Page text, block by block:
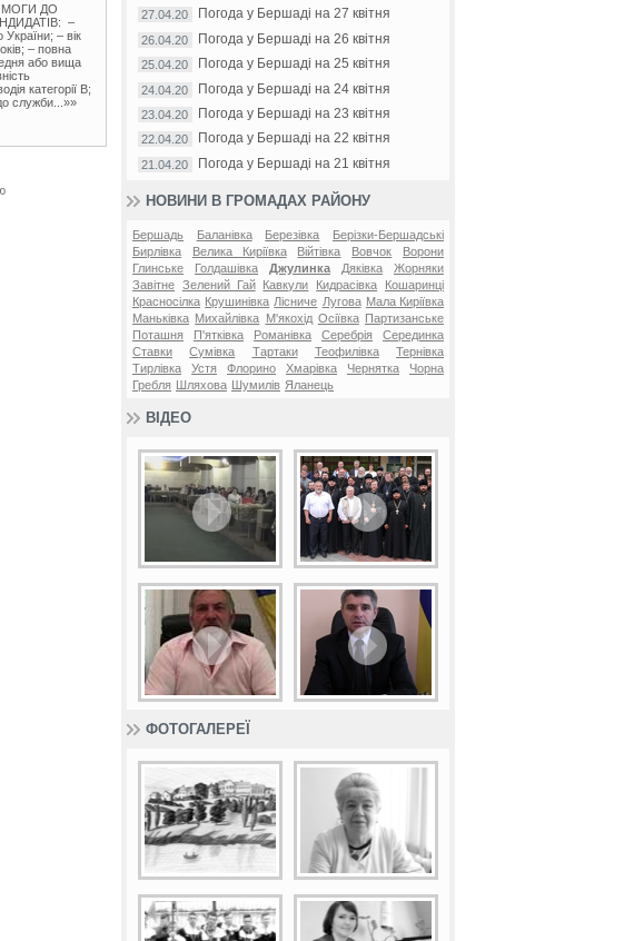
ДО
–
– вік
– повна
або вища
категорії В;
служби...»»
27.04.20 Погода у Бершаді на 27 квітня
26.04.20 Погода у Бершаді на 26 квітня
25.04.20 Погода у Бершаді на 25 квітня
24.04.20 Погода у Бершаді на 24 квітня
23.04.20 Погода у Бершаді на 23 квітня
22.04.20 Погода у Бершаді на 22 квітня
21.04.20 Погода у Бершаді на 21 квітня
НОВИНИ В ГРОМАДАХ РАЙОНУ
Бершадь Баланівка Березівка
Берізки-Бершадські
Бирлівка
Велика Киріївка Війтівка Вовчок
Ворони
Глинське
Голдашівка Джулинка Дяківка
Жорняки
Завітне Зелений Гай Кавкули Кидрасівка
Кошаринці
Красносілка Крушинівка Лісниче Лугова Мала Киріївка
Маньківка Михайлівка М'якохід Осіївка
Партизанське
Поташня
П'ятківка Романівка Серебрія
Серединка
Ставки
Сумівка Тартаки Теофилівка
Тернівка
Тирлівка
Устя Флорино Хмарівка Чернятка
Чорна
Гребля
Шляхова Шумилів Яланець
ВІДЕО
ФОТОГАЛЕРЕЇ